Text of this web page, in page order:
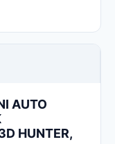
AUTO
HUNTER,